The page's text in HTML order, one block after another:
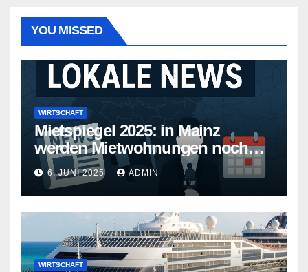
YOU MISSED
WIRTSCHAFT
Mietspiegel 2025: in Mainz
werden Mietwohnungen noch
teurer
6. JUNI 2025 ADMIN
WIRTSCHAFT